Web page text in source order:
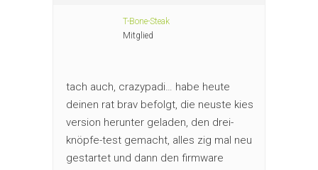
T-Bone-Steak
Mitglied
tach auch, crazypadi… habe heute
deinen rat brav befolgt, die neuste kies
version herunter geladen, den drei-
knöpfe-test gemacht, alles zig mal neu
gestartet und dann den firmware